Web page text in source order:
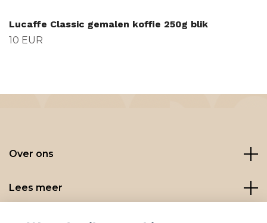
Lucaffe Classic gemalen koffie 250g blik
10 EUR
Over ons
Lees meer